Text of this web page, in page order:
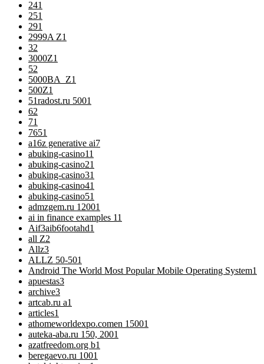
241
251
291
2999A Z1
32
3000Z1
52
5000BA_Z1
500Z1
51radost.ru 5001
62
71
7651
a16z generative ai7
abuking-casino11
abuking-casino21
abuking-casino31
abuking-casino41
abuking-casino51
admzgem.ru 12001
ai in finance examples 11
Aif3aib6footahd1
all Z2
Allz3
ALLZ 50-501
Android The World Most Popular Mobile Operating System1
apuestas3
archive3
artcab.ru a1
articles1
athomeworldexpo.comen 15001
auteka-aba.ru 150, 2001
azatfreedom.org b1
beregaevo.ru 1001